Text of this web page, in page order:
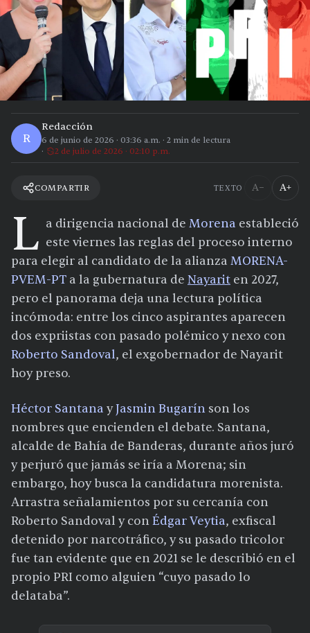
R
Redacción
6 de junio de 2026 · 03:36 a.m. · 2 min de lectura
2 de julio de 2026 · 02:10 p.m.
COMPARTIR TEXTO A− A+
L a dirigencia nacional de Morena estableció
este viernes las reglas del proceso interno
para elegir al candidato de la alianza MORENA-
PVEM-PT a la gubernatura de Nayarit en 2027,
pero el panorama deja una lectura política
incómoda: entre los cinco aspirantes aparecen
dos expriistas con pasado polémico y nexo con
Roberto Sandoval, el exgobernador de Nayarit
hoy preso.
Héctor Santana yJasmin Bugarín son los
nombres que encienden el debate. Santana,
alcalde de Bahía de Banderas, durante años juró
y perjuró que jamás se iría a Morena; sin
embargo, hoy busca la candidatura morenista.
Arrastra señalamientos por su cercanía con
Roberto Sandoval y conÉdgar Veytia, exfiscal
detenido por narcotráfico, y su pasado tricolor
fue tan evidente que en 2021 se le describió en el
propio PRI como alguien “cuyo pasado lo
delataba”.